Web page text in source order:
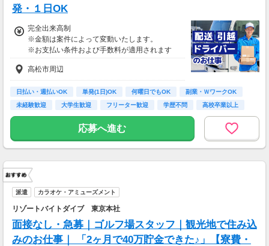
発・１日OK
完全出来高制
※金額は案件によって変動いたします。
※お支払い条件および手数料が適用されます
高松市周辺
日払い・週払いOK 単発(1日)OK 何曜日でもOK
副業・ＷワークOK
未経験歓迎
大学生歓迎 フリーター歓迎 学歴不問 高校卒業以上
応募へ進む
派遣 カラオケ・アミューズメント
リゾートバイトダイブ 東京本社
面接なし・急募｜ゴルフ場スタッフ｜観光地で住み込
みのお仕事｜ 「2ヶ月で40万貯金できた♪」【寮費・